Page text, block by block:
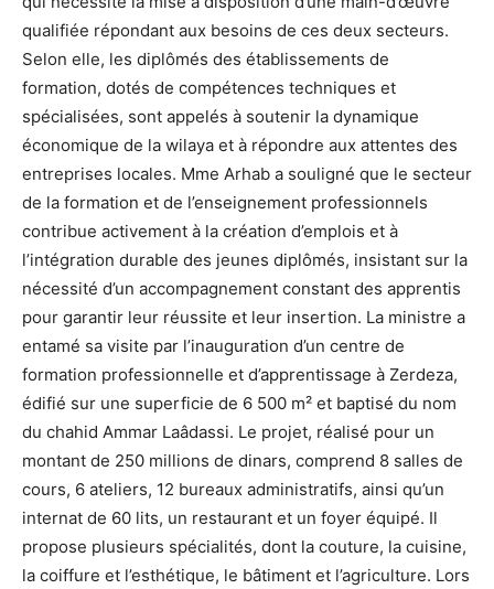
qualifiée répondant aux besoins de ces deux secteurs.
Selon elle, les diplômés des établissements de
formation, dotés de compétences techniques et
spécialisées, sont appelés à soutenir la dynamique
économique de la wilaya et à répondre aux attentes des
entreprises locales. Mme Arhab a souligné que le secteur
de la formation et de l’enseignement professionnels
contribue activement à la création d’emplois et à
l’intégration durable des jeunes diplômés, insistant sur la
nécessité d’un accompagnement constant des apprentis
pour garantir leur réussite et leur insertion. La ministre a
entamé sa visite par l’inauguration d’un centre de
formation professionnelle et d’apprentissage à Zerdeza,
édifié sur une superficie de 6 500 m² et baptisé du nom
du chahid Ammar Laâdassi. Le projet, réalisé pour un
montant de 250 millions de dinars, comprend 8 salles de
cours, 6 ateliers, 12 bureaux administratifs, ainsi qu’un
internat de 60 lits, un restaurant et un foyer équipé. Il
propose plusieurs spécialités, dont la couture, la cuisine,
la coiffure et l’esthétique, le bâtiment et l’agriculture. Lors